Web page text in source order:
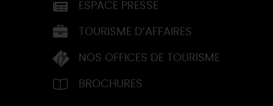
ESPACE PRESSE
TOURISME D’AFFAIRES
NOS OFFICES DE TOURISME
BROCHURES